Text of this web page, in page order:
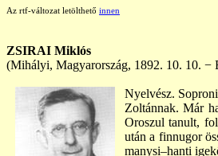
Az rtf-változat letölthető innen
ZSIRAI Miklós
(Mihályi, Magyarország, 1892. 10. 10. −
Nyelvész.
Zoltánnak. Már
Oroszul tanult,
után a finnugor
manysi–hanti